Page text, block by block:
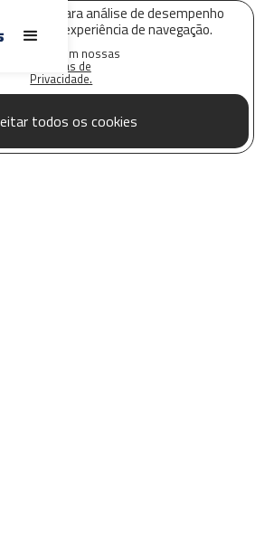
cookies para análise de desempenho
sua experiência de navegação.
Saiba mais em nossas
Políticas de
Privacidade.
todos os cookies